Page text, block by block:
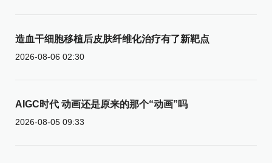
造血干细胞移植后皮肤纤维化治疗有了新靶点
2026-08-06 02:30
AIGC时代 动画还是原来的那个“动画”吗
2026-08-05 09:33